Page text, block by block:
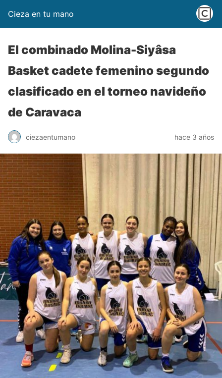
Cieza en tu mano
El combinado Molina-Siyâsa
Basket cadete femenino segundo
clasificado en el torneo navideño
de Caravaca
ciezaentumano hace 3 años